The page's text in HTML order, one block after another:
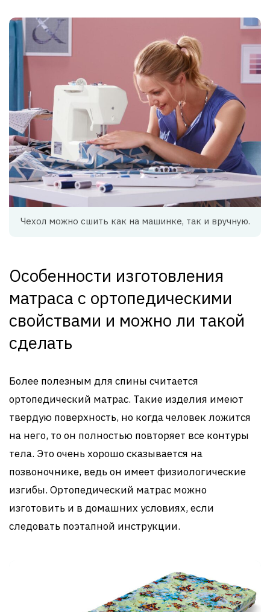
Чехол можно сшить как на машинке, так и вручную.
Особенности изготовления
матраса с ортопедическими
свойствами и можно ли такой
сделать
Более полезным для спины считается
ортопедический матрас. Такие изделия имеют
твердую поверхность, но когда человек ложится
на него, то он полностью повторяет все контуры
тела. Это очень хорошо сказывается на
позвоночнике, ведь он имеет физиологические
изгибы. Ортопедический матрас можно
изготовить и в домашних условиях, если
следовать поэтапной инструкции.